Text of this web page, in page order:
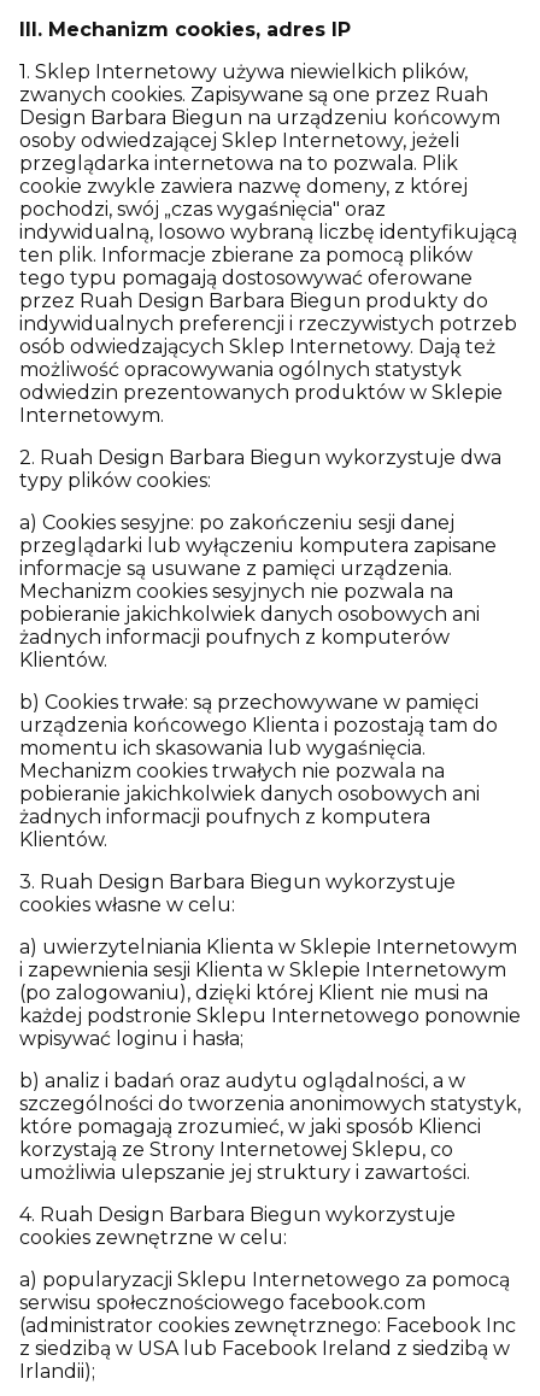
III. Mechanizm cookies, adres IP
1. Sklep Internetowy używa niewielkich plików,
zwanych cookies. Zapisywane są one przez Ruah
Design Barbara Biegun na urządzeniu końcowym
osoby odwiedzającej Sklep Internetowy, jeżeli
przeglądarka internetowa na to pozwala. Plik
cookie zwykle zawiera nazwę domeny, z której
pochodzi, swój „czas wygaśnięcia" oraz
indywidualną, losowo wybraną liczbę identyfikującą
ten plik. Informacje zbierane za pomocą plików
tego typu pomagają dostosowywać oferowane
przez Ruah Design Barbara Biegun produkty do
indywidualnych preferencji i rzeczywistych potrzeb
osób odwiedzających Sklep Internetowy. Dają też
możliwość opracowywania ogólnych statystyk
odwiedzin prezentowanych produktów w Sklepie
Internetowym.
2. Ruah Design Barbara Biegun wykorzystuje dwa
typy plików cookies:
a) Cookies sesyjne: po zakończeniu sesji danej
przeglądarki lub wyłączeniu komputera zapisane
informacje są usuwane z pamięci urządzenia.
Mechanizm cookies sesyjnych nie pozwala na
pobieranie jakichkolwiek danych osobowych ani
żadnych informacji poufnych z komputerów
Klientów.
b) Cookies trwałe: są przechowywane w pamięci
urządzenia końcowego Klienta i pozostają tam do
momentu ich skasowania lub wygaśnięcia.
Mechanizm cookies trwałych nie pozwala na
pobieranie jakichkolwiek danych osobowych ani
żadnych informacji poufnych z komputera
Klientów.
3. Ruah Design Barbara Biegun wykorzystuje
cookies własne w celu:
a) uwierzytelniania Klienta w Sklepie Internetowym
i zapewnienia sesji Klienta w Sklepie Internetowym
(po zalogowaniu), dzięki której Klient nie musi na
każdej podstronie Sklepu Internetowego ponownie
wpisywać loginu i hasła;
b) analiz i badań oraz audytu oglądalności, a w
szczególności do tworzenia anonimowych statystyk,
które pomagają zrozumieć, w jaki sposób Klienci
korzystają ze Strony Internetowej Sklepu, co
umożliwia ulepszanie jej struktury i zawartości.
4. Ruah Design Barbara Biegun wykorzystuje
cookies zewnętrzne w celu:
a) popularyzacji Sklepu Internetowego za pomocą
serwisu społecznościowego facebook.com
(administrator cookies zewnętrznego: Facebook Inc
z siedzibą w USA lub Facebook Ireland z siedzibą w
Irlandii);